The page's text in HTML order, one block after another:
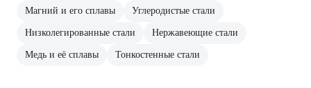
Магний и его сплавы Углеродистые стали
Низколегированные стали Нержавеющие стали
Медь и её сплавы Тонкостенные стали